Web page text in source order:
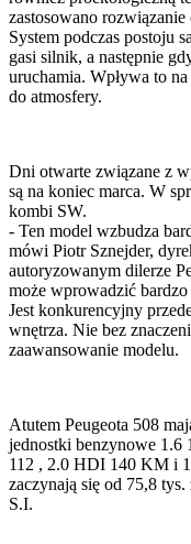
zastosowano
System podczas postoju
gasi silnik, a następnie
uruchamia. Wpływa to
do atmosfery.
Dni otwarte związane z
są na koniec marca. W
kombi SW.
- Ten model wzbudza
mówi Piotr Sznejder,
autoryzowanym dilerze
może wprowadzić
Jest konkurencyjny
wnętrza. Nie bez
zaawansowanie modelu.
Atutem Peugeota 508
jednostki benzynowe
112 , 2.0 HDI 140 KM i
zaczynają się od 75,8 tys.
S.I.